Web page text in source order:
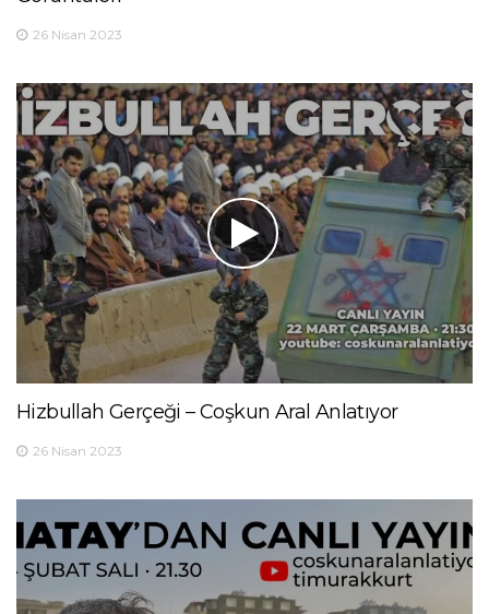
26 Nisan 2023
Hizbullah Gerçeği – Coşkun Aral Anlatıyor
26 Nisan 2023